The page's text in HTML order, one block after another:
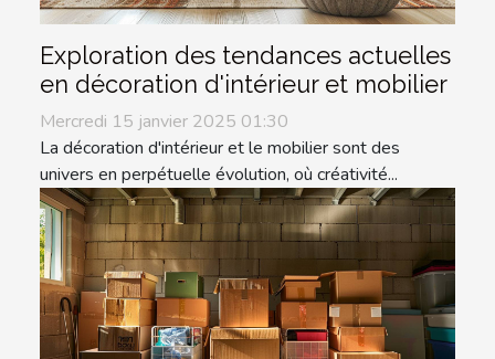
Exploration des tendances actuelles
en décoration d'intérieur et mobilier
Mercredi 15 janvier 2025 01:30
La décoration d'intérieur et le mobilier sont des
univers en perpétuelle évolution, où créativité...